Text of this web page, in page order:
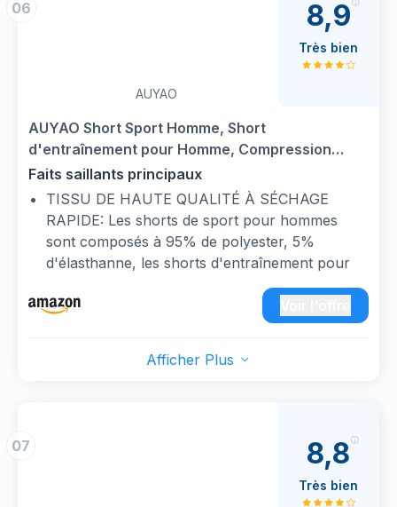
légère permet des performances maximales
dans toutes les situations d'entraînement ou
polyester de haute qualité qui évacue la
transpiration vers l'extérieur. Design classique
avec logo Joma sérigraphié
AJUSTEMENT PARFAIT - S'ajuste
confortablement, offrant un maintien sûr et
confortable pendant le jeu
06
AUYAO
AUYAO Short Sport Homme, Short
d'entraînement pour Homme, Compression
Shorts pour Hommes, Short de Gym, Sport
Séchage Rapide avec Poches Zippées(Noir/XL)
Faits saillants principaux
TISSU DE HAUTE QUALITÉ À SÉCHAGE
RAPIDE: Les shorts de sport pour hommes
sont composés à 95% de polyester, 5%
d'élasthanne, les shorts d'entraînement pour
hommes sont fabriqués dans un tissu respirant
à séchage rapide qui évacue l'humidité et sèche
rapidement, avec des détails perforés pour une
santé, au frais et à l'aise pendant
homme est doté d'une bande élastique sur tout
le pourtour et d'un cordon de serrage qui
s'adapte à votre taille. Que vous couriez ou
8,9
Très bien
Afficher Plus
07 8,8
Très bien